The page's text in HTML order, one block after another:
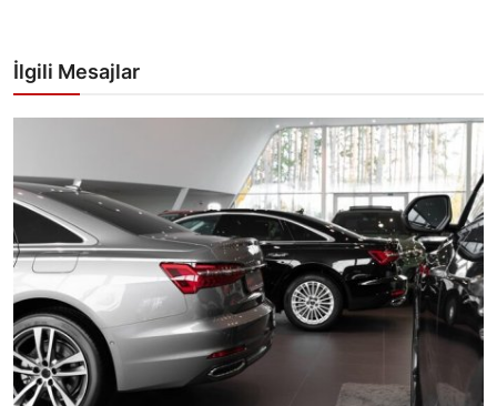
İlgili Mesajlar